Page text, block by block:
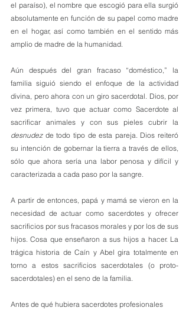
el paraíso), el nombre que escogió para ella surgió
absolutamente en función de su papel como madre
en el hogar, así como también en el sentido más
amplio de madre de la humanidad.
Aún después del gran fracaso “doméstico,” la
familia siguió siendo el enfoque de la actividad
divina, pero ahora con un giro sacerdotal. Dios, por
vez primera, tuvo que actuar como Sacerdote al
desnudez de todo tipo de esta pareja. Dios reiteró
su intención de gobernar la tierra a través de ellos,
sólo que ahora sería una labor penosa y difícil y
caracterizada a cada paso por la sangre.
A partir de entonces, papá y mamá se vieron en la
necesidad de actuar como sacerdotes y ofrecer
sacrificios por sus fracasos morales y por los de sus
hijos. Cosa que enseñaron a sus hijos a hacer. La
trágica historia de Caín y Abel gira totalmente en
torno a estos sacrificios sacerdotales (o proto-
sacerdotales) en el seno de la familia.
Antes de qué hubiera sacerdotes profesionales